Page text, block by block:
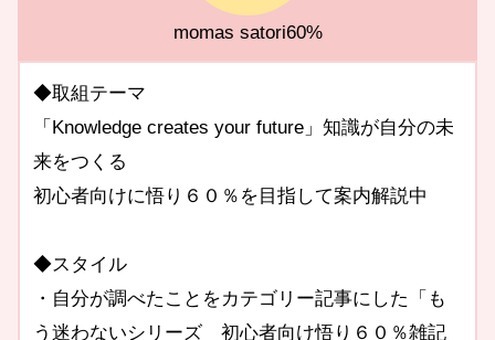
momas satori60%
◆取組テーマ
「Knowledge creates your future」知識が自分の未
来をつくる
初心者向けに悟り６０％を目指して案内解説中
◆スタイル
・自分が調べたことをカテゴリー記事にした「も
う迷わないシリーズ 初心者向け悟り６０％雑記